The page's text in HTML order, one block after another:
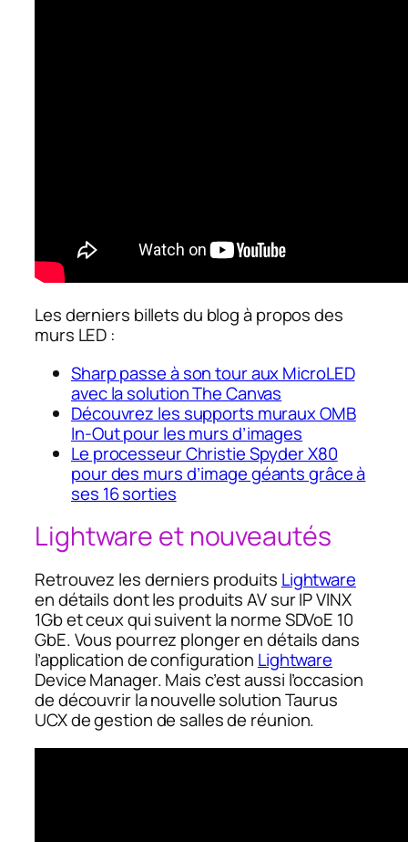
Les derniers billets du blog à propos des
murs LED :
Sharp passe à son tour aux MicroLED
avec la solution The Canvas
Découvrez les supports muraux OMB
In-Out pour les murs d’images
Le processeur Christie Spyder X80
pour des murs d’image géants grâce à
ses 16 sorties
Lightware et nouveautés
Retrouvez les derniers produits Lightware
en détails dont les produits AV sur IP VINX
1Gb et ceux qui suivent la norme SDVoE 10
GbE. Vous pourrez plonger en détails dans
l’application de configuration Lightware
Device Manager. Mais c’est aussi l’occasion
de découvrir la nouvelle solution Taurus
UCX de gestion de salles de réunion.